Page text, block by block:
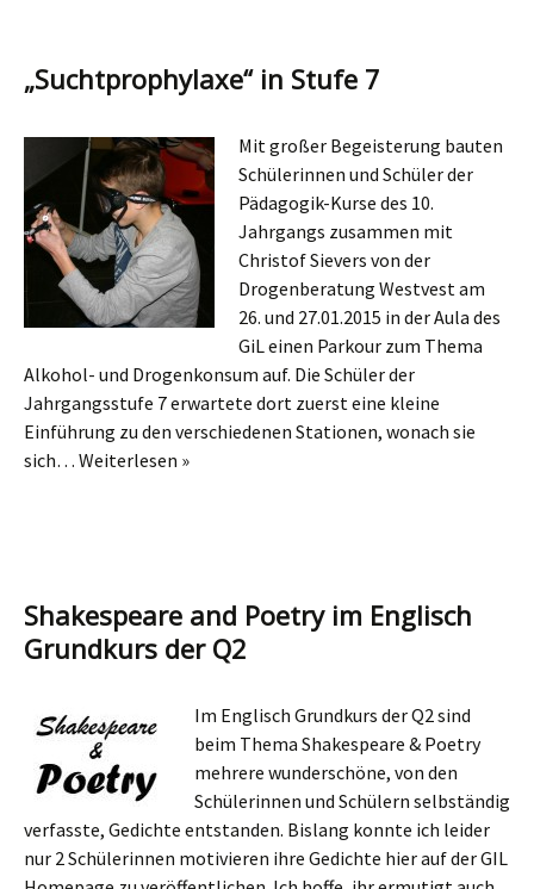
„Suchtprophylaxe“ in Stufe 7
Mit großer Begeisterung bauten
Schülerinnen und Schüler der
Pädagogik-Kurse des 10.
Jahrgangs zusammen mit
Christof Sievers von der
Drogenberatung Westvest am
26. und 27.01.2015 in der Aula des
GiL einen Parkour zum Thema
Alkohol- und Drogenkonsum auf. Die Schüler der
Jahrgangsstufe 7 erwartete dort zuerst eine kleine
Einführung zu den verschiedenen Stationen, wonach sie
sich… Weiterlesen »
Shakespeare and Poetry im Englisch
Grundkurs der Q2
Im Englisch Grundkurs der Q2 sind
beim Thema Shakespeare & Poetry
mehrere wunderschöne, von den
Schülerinnen und Schülern selbständig
verfasste, Gedichte entstanden. Bislang konnte ich leider
nur 2 Schülerinnen motivieren ihre Gedichte hier auf der GIL